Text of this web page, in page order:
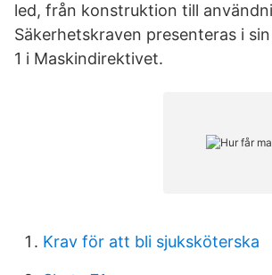
led, från konstruktion till
Säkerhetskraven presenteras i
1 i Maskindirektivet.
Krav för att bli sjuksköterska